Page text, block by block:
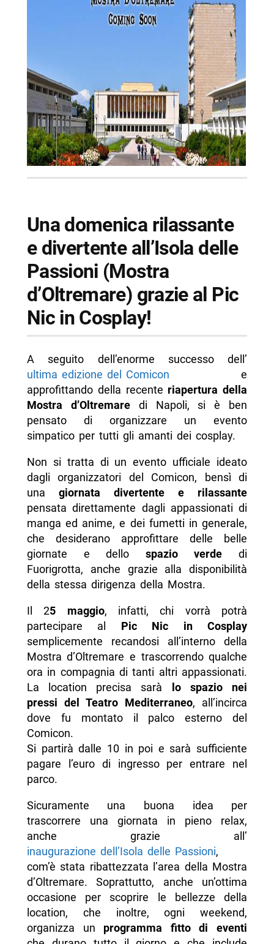
Una domenica rilassante
e divertente all’Isola delle
Passioni (Mostra
d’Oltremare) grazie al Pic
Nic in Cosplay!
A seguito dell’enorme successo dell’
ultima edizione del Comicon e
approfittando della recente riapertura della
Mostra d’Oltremaredi Napoli, si è ben
pensato di organizzare un evento
simpatico per tutti gli amanti dei cosplay.
Non si tratta di un evento ufficiale ideato
dagli organizzatori del Comicon, bensì di
una giornata divertente e rilassante
pensata direttamente dagli appassionati di
manga ed anime, e dei fumetti in generale,
che desiderano approfittare delle belle
giornate e dello spazio verde di
Fuorigrotta, anche grazie alla disponibilità
della stessa dirigenza della Mostra.
Il 25 maggio, infatti, chi vorrà potrà
partecipare al Pic Nic in Cosplay
semplicemente recandosi all’interno della
Mostra d’Oltremare e trascorrendo qualche
ora in compagnia di tanti altri appassionati.
La location precisa sarà
lo spazio nei
pressi del Teatro Mediterraneo, all’incirca
dove fu montato il palco esterno del
Comicon.
Si partirà dalle 10 in poi e sarà sufficiente
pagare l’euro di ingresso per entrare nel
parco.
Sicuramente una buona idea per
trascorrere una giornata in pieno relax,
anche grazie all’
inaugurazione dell’Isola delle Passioni,
com’è stata ribattezzata l’area della Mostra
d’Oltremare. Soprattutto, anche un’ottima
occasione per scoprire le bellezze della
location, che inoltre, ogni weekend,
organizza un programma fitto di eventi